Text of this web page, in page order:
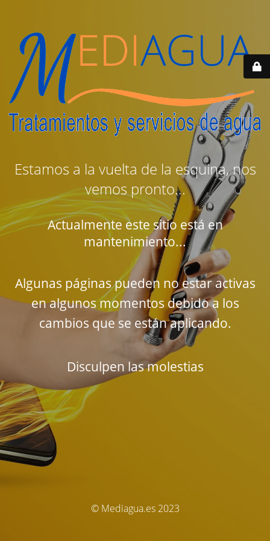
Estamos a la vuelta de la esquina, nos
vemos pronto...
Actualmente este sitio está en
mantenimiento...
Algunas páginas pueden no estar activas
en algunos momentos debido a los
cambios que se están aplicando.
Disculpen las molestias
© Mediagua.es 2023